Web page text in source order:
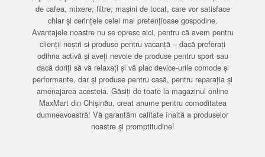
de cafea, mixere, filtre, mașini de tocat, care vor satisface
chiar și cerințele celei mai pretențioase gospodine.
Avantajele noastre nu se opresc aici, pentru că avem pentru
clienții noștri și produse pentru vacanță – dacă preferați
odihna activă și aveți nevoie de produse pentru sport sau
dacă doriți să vă relaxați și vă plac device-urile comode și
performante, dar și produse pentru casă, pentru reparația și
amenajarea acesteia. Găsiți de toate la magazinul online
MaxMart din Chișinău, creat anume pentru comoditatea
dumneavoastră! Vă garantăm calitate înaltă a produselor
noastre și promptitudine!